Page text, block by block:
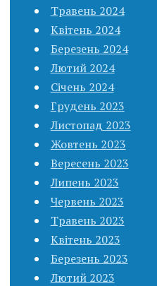
Травень 2024
Квітень 2024
Березень 2024
Лютий 2024
Січень 2024
Грудень 2023
Листопад 2023
Жовтень 2023
Вересень 2023
Липень 2023
Червень 2023
Травень 2023
Квітень 2023
Березень 2023
Лютий 2023